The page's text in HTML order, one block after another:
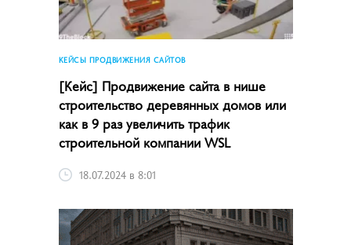
КЕЙСЫ ПРОДВИЖЕНИЯ САЙТОВ
[Кейс] Продвижение сайта в нише
строительство деревянных домов или
как в 9 раз увеличить трафик
строительной компании WSL
18.07.2024 в 8:01